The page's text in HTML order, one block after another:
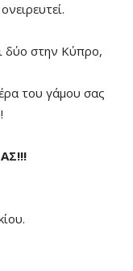
δύο στην Κύπρο,
του γάμου σας